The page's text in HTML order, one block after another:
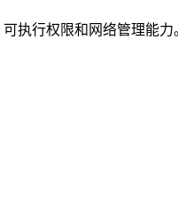
可执行权限和网络管理能力